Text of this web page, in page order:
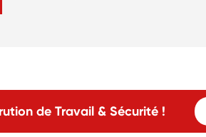
de Travail & Sécurité !